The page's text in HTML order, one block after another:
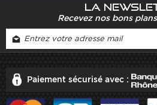
La
Recevez nos bons
Paiement sécurisé avec :